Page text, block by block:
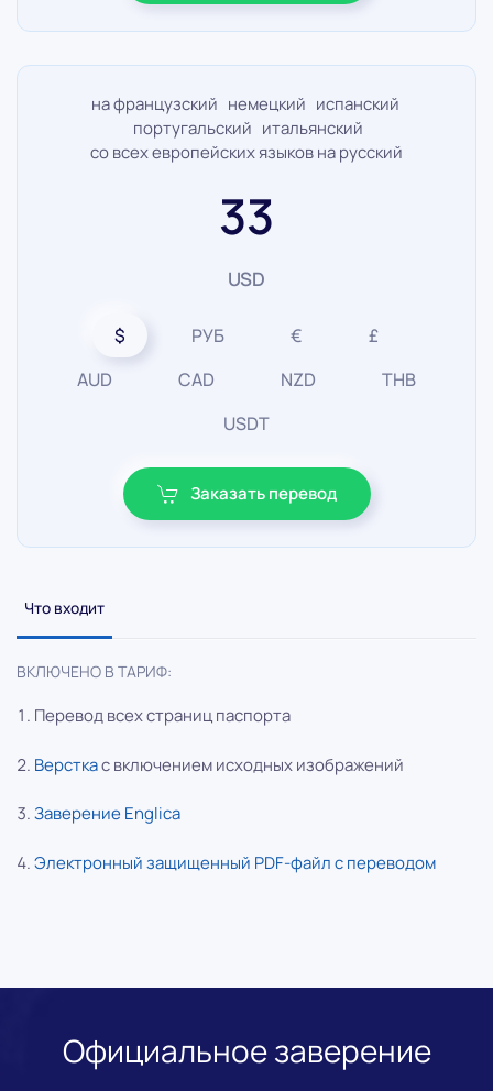
Что входит
ВКЛЮЧЕНО В ТАРИФ:
Перевод всех страниц паспорта
Версткас включением исходных изображений
Заверение Englica
Электронный защищенный PDF-файл с переводом
на французский немецкий испанский
португальский итальянский
со всех европейских языков на русский
33
USD
$ РУБ €
£
AUD
CAD NZD
THB
USDT
Заказать перевод
Официальное заверение